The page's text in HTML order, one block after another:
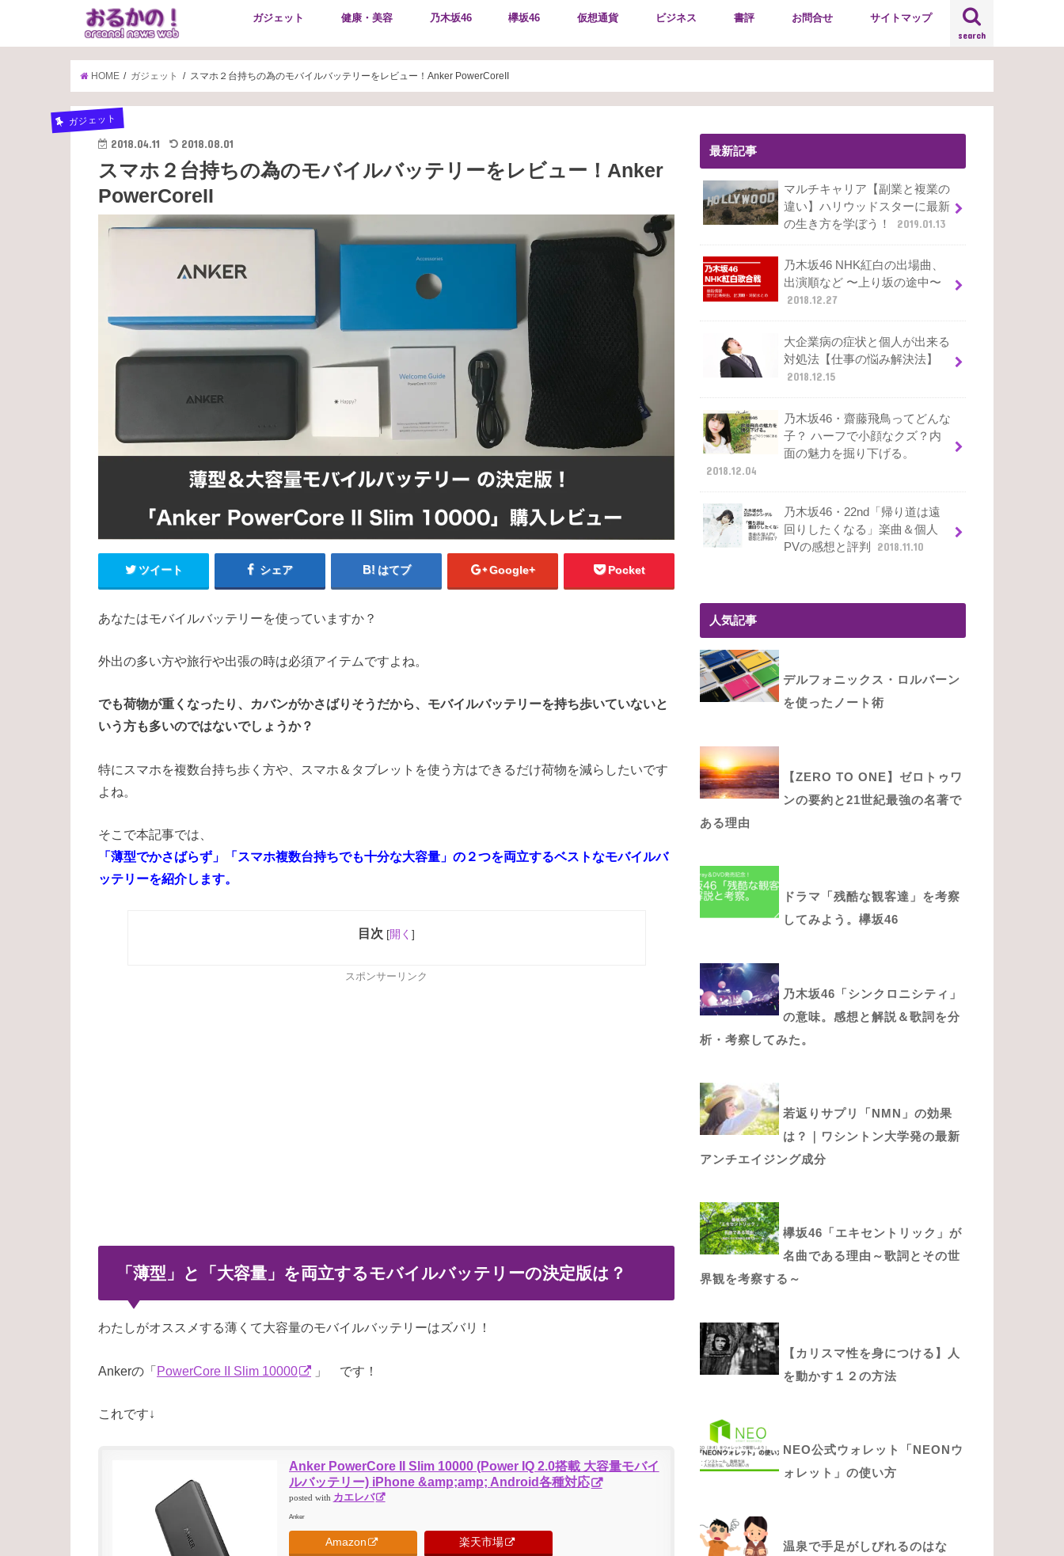
search
ガジェット 健康・美容 乃木坂46 欅坂46 仮想通貨 ビジネス 書評 お問合せ サイトマップ
HOME ガジェット スマホ２台持ちの為のモバイルバッテリーをレビュー！Anker PowerCoreII
ガジェット
2018.04.11 2018.08.01
スマホ２台持ちの為のモバイルバッテリーをレビュー！Anker
PowerCoreII
ツイート シェア はてブ Google+ Pocket
あなたはモバイルバッテリーを使っていますか？
外出の多い方や旅行や出張の時は必須アイテムですよね。
でも荷物が重くなったり、カバンがかさばりそうだから、モバイルバッテリーを持ち歩いていないと
いう方も多いのではないでしょうか？
特にスマホを複数台持ち歩く方や、スマホ＆タブレットを使う方はできるだけ荷物を減らしたいです
よね。
そこで本記事では、
「薄型でかさばらず」「スマホ複数台持ちでも十分な大容量」の２つを両立するベストなモバイルバ
ッテリーを紹介します。
目次 [開く ]
スポンサーリンク
「薄型」と「大容量」を両立するモバイルバッテリーの決定版は？
わたしがオススメする薄くて大容量のモバイルバッテリーはズバリ！
Ankerの「PowerCore II Slim 10000 」 です！
これです↓
Anker PowerCore II Slim 10000 (Power IQ 2.0搭載 大容量モバイ
ルバッテリー) iPhone &amp;amp; Android各種対応
posted with カエレバ
Anker
Amazon 楽天市場
最新記事
マルチキャリア【副業と複業の
違い】ハリウッドスターに最新
の生き方を学ぼう！
2019.01.13
乃木坂46 NHK紅白の出場曲、
出演順など 〜上り坂の途中〜
2018.12.27
大企業病の症状と個人が出来る
対処法【仕事の悩み解決法】
2018.12.15
乃木坂46・齋藤飛鳥ってどんな
子？ ハーフで小顔なクズ？内
面の魅力を掘り下げる。
2018.12.04
乃木坂46・22nd「帰り道は遠
回りしたくなる」楽曲＆個人
PVの感想と評判
2018.11.10
人気記事
デルフォニックス・ロルバーン
を使ったノート術
【ZERO TO ONE】ゼロトゥワ
ンの要約と21世紀最強の名著で
ある理由
ドラマ「残酷な観客達」を考察
してみよう。欅坂46
乃木坂46「シンクロニシティ」
の意味。感想と解説＆歌詞を分
析・考察してみた。
若返りサプリ「NMN」の効果
は？｜ワシントン大学発の最新
アンチエイジング成分
欅坂46「エキセントリック」が
名曲である理由～歌詞とその世
界観を考察する～
【カリスマ性を身につける】人
を動かす１２の方法
NEO公式ウォレット「NEONウ
ォレット」の使い方
温泉で手足がしびれるのはな